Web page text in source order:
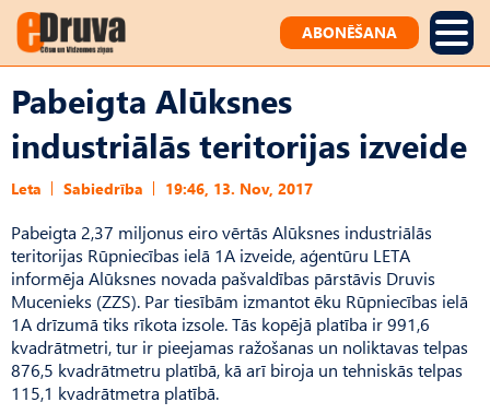
ABONĒŠANA
Pabeigta Alūksnes
industriālās teritorijas izveide
Leta Sabiedrība 19:46, 13. Nov, 2017
Pabeigta 2,37 miljonus eiro vērtās Alūksnes industriālās
teritorijas Rūpniecības ielā 1A izveide, aģentūru LETA
informēja Alūksnes novada pašvaldības pārstāvis Druvis
Mucenieks (ZZS). Par tiesībām izmantot ēku Rūpniecības ielā
1A drīzumā tiks rīkota izsole. Tās kopējā platība ir 991,6
kvadrātmetri, tur ir pieejamas ražošanas un noliktavas telpas
876,5 kvadrātmetru platībā, kā arī biroja un tehniskās telpas
115,1 kvadrātmetra platībā.